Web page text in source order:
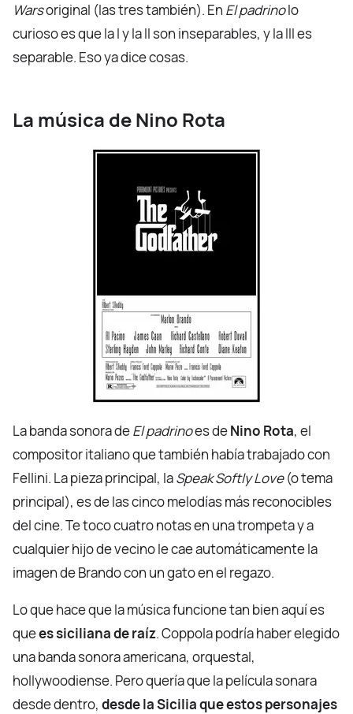
Warsoriginal (las tres también). En El padrinolo
curioso es que la I y la II son inseparables, y la III es
separable. Eso ya dice cosas.
La música de Nino Rota
La banda sonora deEl padrinoes deNino Rota, el
compositor italiano que también había trabajado con
Fellini. La pieza principal, laSpeak Softly Love(o tema
principal), es de las cinco melodías más reconocibles
del cine. Te toco cuatro notas en una trompeta y a
cualquier hijo de vecino le cae automáticamente la
imagen de Brando con un gato en el regazo.
Lo que hace que la música funcione tan bien aquí es
quees siciliana de raíz. Coppola podría haber elegido
una banda sonora americana, orquestal,
hollywoodiense. Pero quería que la película sonara
desde dentro, desde la Sicilia que estos personajes